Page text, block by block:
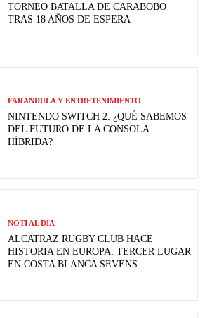
TORNEO BATALLA DE CARABOBO
TRAS 18 AÑOS DE ESPERA
FARANDULA Y ENTRETENIMIENTO
NINTENDO SWITCH 2: ¿QUÉ SABEMOS
DEL FUTURO DE LA CONSOLA
HÍBRIDA?
NOTI AL DIA
ALCATRAZ RUGBY CLUB HACE
HISTORIA EN EUROPA: TERCER LUGAR
EN COSTA BLANCA SEVENS